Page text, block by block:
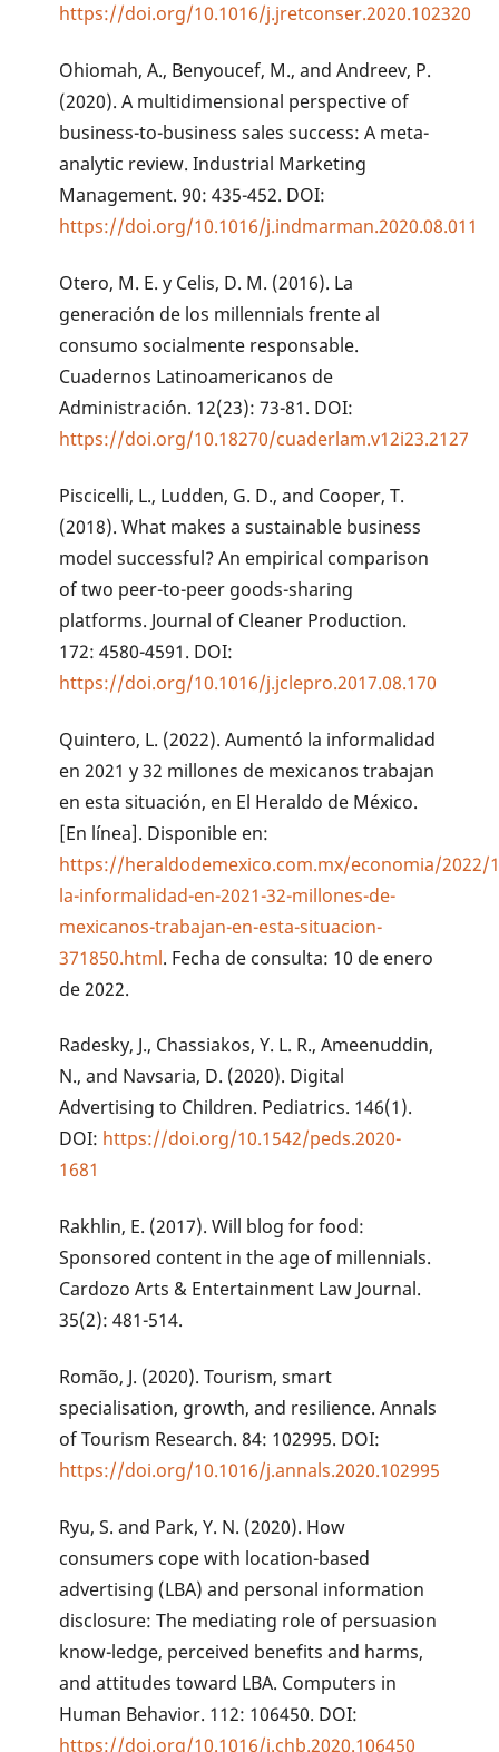
https://doi.org/10.1016/j.jretconser.2020.102320
Ohiomah, A., Benyoucef, M., and Andreev, P.
(2020). A multidimensional perspective of
business-to-business sales success: A meta-
analytic review. Industrial Marketing
Management. 90: 435-452. DOI:
https://doi.org/10.1016/j.indmarman.2020.08.011
Otero, M. E. y Celis, D. M. (2016). La
generación de los millennials frente al
consumo socialmente responsable.
Cuadernos Latinoamericanos de
Administración. 12(23): 73-81. DOI:
https://doi.org/10.18270/cuaderlam.v12i23.2127
Piscicelli, L., Ludden, G. D., and Cooper, T.
(2018). What makes a sustainable business
model successful? An empirical comparison
of two peer-to-peer goods-sharing
platforms. Journal of Cleaner Production.
172: 4580-4591. DOI:
https://doi.org/10.1016/j.jclepro.2017.08.170
Quintero, L. (2022). Aumentó la informalidad
en 2021 y 32 millones de mexicanos trabajan
en esta situación, en El Heraldo de México.
[En línea]. Disponible en:
https://heraldodemexico.com.mx/economia/2022/
la-informalidad-en-2021-32-millones-de-
mexicanos-trabajan-en-esta-situacion-
371850.html. Fecha de consulta: 10 de enero
de 2022.
Radesky, J., Chassiakos, Y. L. R., Ameenuddin,
N., and Navsaria, D. (2020). Digital
Advertising to Children. Pediatrics. 146(1).
DOI: https://doi.org/10.1542/peds.2020-
1681
Rakhlin, E. (2017). Will blog for food:
Sponsored content in the age of millennials.
Cardozo Arts & Entertainment Law Journal.
35(2): 481-514.
Romão, J. (2020). Tourism, smart
specialisation, growth, and resilience. Annals
of Tourism Research. 84: 102995. DOI:
https://doi.org/10.1016/j.annals.2020.102995
Ryu, S. and Park, Y. N. (2020). How
consumers cope with location-based
advertising (LBA) and personal information
disclosure: The mediating role of persuasion
know-ledge, perceived benefits and harms,
and attitudes toward LBA. Computers in
Human Behavior. 112: 106450. DOI:
https://doi.org/10.1016/j.chb.2020.106450